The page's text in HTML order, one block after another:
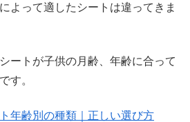
よって適したシートは違ってきま
ートが子供の月齢、年齢に合って
す。
年齢別の種類｜正しい選び方